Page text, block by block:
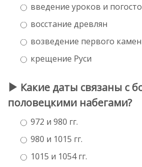
введение уроков и
восстание древлян
возведение первого
крещение Руси
Какие даты связаны с
половецкими набегами?
972 и 980 гг.
980 и 1015 гг.
1015 и 1054 гг.